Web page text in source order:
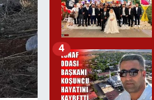
4